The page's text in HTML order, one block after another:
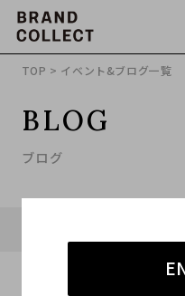
TOP > イベント&ブログ一覧
BLOG
ブログ